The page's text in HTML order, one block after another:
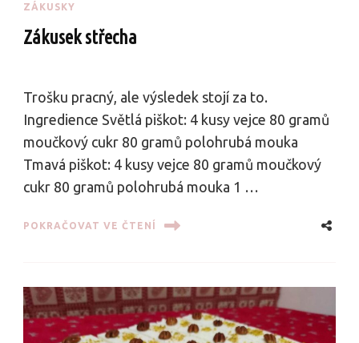
ZÁKUSKY
Zákusek střecha
Trošku pracný, ale výsledek stojí za to.
Ingredience Světlá piškot: 4 kusy vejce 80 gramů
moučkový cukr 80 gramů polohrubá mouka
Tmavá piškot: 4 kusy vejce 80 gramů moučkový
cukr 80 gramů polohrubá mouka 1 …
POKRAČOVAT VE ČTENÍ